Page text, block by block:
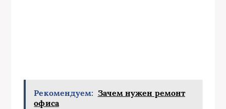
Рекомендуем: Зачем нужен ремонт
офиса